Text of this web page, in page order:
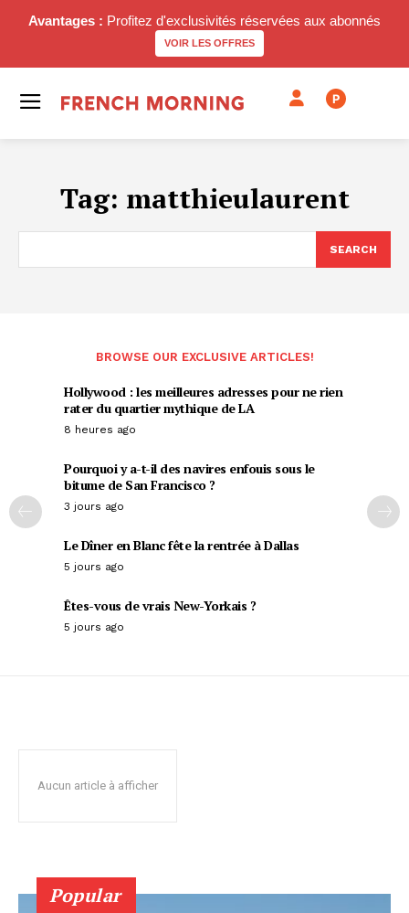
Avantages : Profitez d'exclusivités réservées aux abonnés
VOIR LES OFFRES
P
Tag: matthieulaurent
SEARCH
BROWSE OUR EXCLUSIVE ARTICLES!
Hollywood : les meilleures adresses pour ne rien
rater du quartier mythique de LA
8 heures ago
Pourquoi y a-t-il des navires enfouis sous le
bitume de San Francisco ?
3 jours ago
Le Dîner en Blanc fête la rentrée à Dallas
5 jours ago
Êtes-vous de vrais New-Yorkais ?
5 jours ago
Aucun article à afficher
Popular